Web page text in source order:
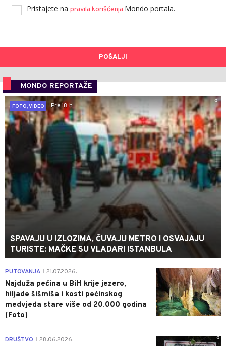
Pristajete na pravila korišćenja Mondo portala.
POŠALJI
MONDO REPORTAŽE
0
FOTO, VIDEO
Pre 18 h
SPAVAJU U IZLOZIMA, ČUVAJU METRO I OSVAJAJU
TURISTE: MAČKE SU VLADARI ISTANBULA
0
PUTOVANJA 21.07.2026.
Najduža pećina u BiH krije jezero,
hiljade šišmiša i kosti pećinskog
medvjeda stare više od 20.000 godina
(Foto)
0
DRUŠTVO 28.06.2026.